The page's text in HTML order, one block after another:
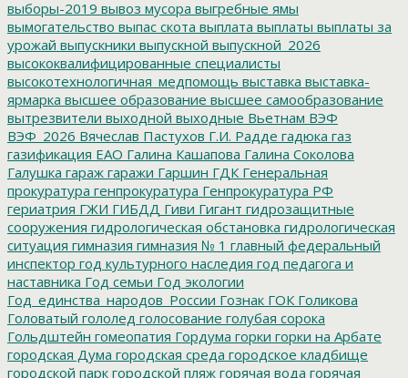
выборы-2019 вывоз мусора выгребные ямы
вымогательство выпас скота выплата выплаты выплаты за
урожай выпускники выпускной выпускной_2026
высококвалифицированные специалисты
высокотехнологичная_медпомощь выставка выставка-
ярмарка высшее образование высшее самообразование
вытрезвители выходной выходные Вьетнам ВЭФ
ВЭФ_2026 Вячеслав Пастухов Г.И. Радде гадюка газ
газификация ЕАО Галина Кашапова Галина Соколова
Галушка гараж гаражи Гаршин ГДК Генеральная
прокуратура генпрокуратура Генпрокуратура РФ
гериатрия ГЖИ ГИБДД Гиви Гигант гидрозащитные
сооружения гидрологическая обстановка гидрологическая
ситуация гимназия гимназия № 1 главный федеральный
инспектор год культурного наследия год педагога и
наставника Год семьи Год экологии
Год_единства_народов_России Гознак ГОК Голикова
Головатый гололед голосование голубая сорока
Гольдштейн гомеопатия Гордума горки горки на Арбате
городская Дума городская среда городское кладбище
городской парк городской пляж горячая вода горячая